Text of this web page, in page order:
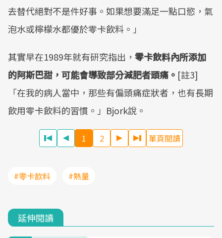
去替代絕對不是件好事。如果想要滿足一點口慾，氣
泡水或檸檬水都優於零卡飲料。」
其實早在1989年就有研究指出， 零卡飲料內所添加
的阿斯巴甜，可能會導致部分減肥者頭痛。 [註3]
「在我的病人當中，那些有偏頭痛症狀者，也有長期
飲用零卡飲料的習慣。」Bjork說。
1 2 單頁閱讀
#零卡飲料 #熱量
延伸閱讀